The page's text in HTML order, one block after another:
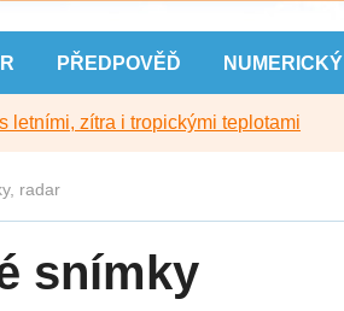
PŘEDPOVĚĎ NUMERICKÝ
letními, zítra i tropickými teplotami
radar
snímky